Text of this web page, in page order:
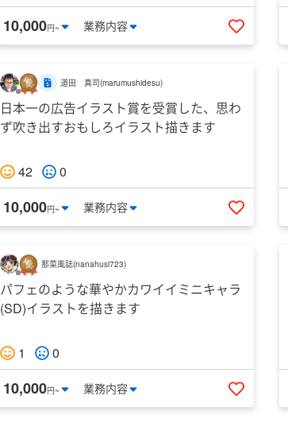
10,000円~ 業務内容 いいねする
道田 真司(marumushidesu)
日本一の広告イラスト賞を受賞した、思わ
ず吹き出すおもしろイラスト描きます
42 0
10,000円~ 業務内容 いいねする
那菜風誌(nanahusi723)
パフェのような華やかカワイイミニキャラ
(SD)イラストを描きます
1 0
10,000円~ 業務内容 いいねする